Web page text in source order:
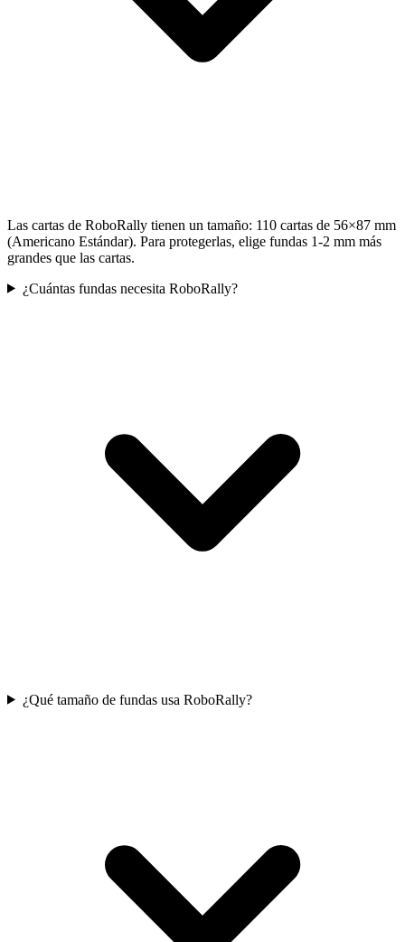
Las cartas de RoboRally tienen un tamaño: 110 cartas de 56×87 mm
(Americano Estándar). Para protegerlas, elige fundas 1-2 mm más
grandes que las cartas.
¿Cuántas fundas necesita RoboRally?
¿Qué tamaño de fundas usa RoboRally?